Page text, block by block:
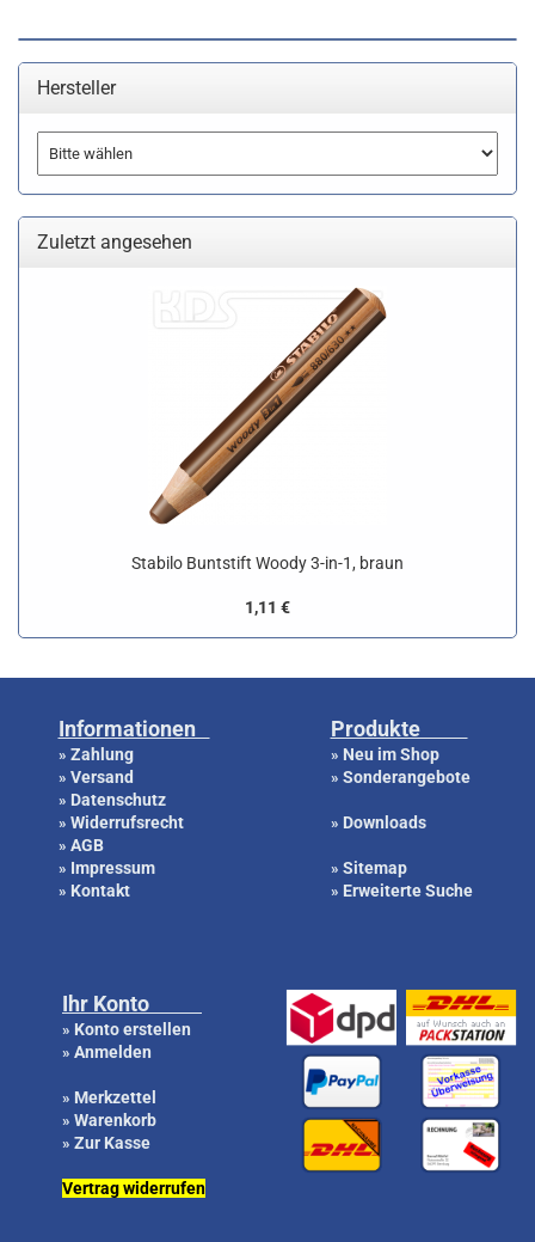
Hersteller
Zuletzt angesehen
Stabilo Buntstift Woody 3-in-1, braun
1,11 €
Informationen
» Zahlung
» Versand
» Datenschutz
» Widerrufsrecht
» AGB
» Impressum
» Kontakt
Produkte
» Neu im Shop
» Sonderangebote
» Downloads
» Sitemap
» Erweiterte Suche
Ihr Konto
» Konto erstellen
» Anmelden
» Merkzettel
» Warenkorb
» Zur Kasse
Vertrag widerrufen